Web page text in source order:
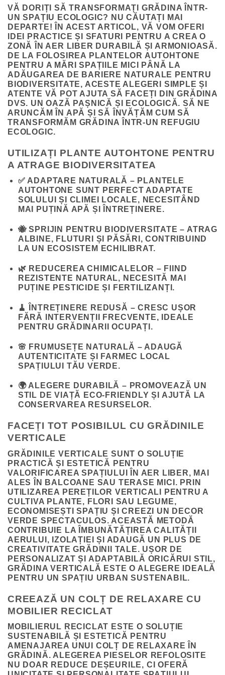
VĂ DORIȚI SĂ TRANSFORMAȚI GRĂDINA ÎNTR-
UN SPAȚIU ECOLOGIC? NU CĂUTAȚI MAI
DEPARTE! ÎN ACEST ARTICOL, VĂ VOM OFERI
IDEI PRACTICE ȘI SFATURI PENTRU A CREA O
ZONĂ ÎN AER LIBER DURABILĂ ȘI ARMONIOASĂ.
DE LA FOLOSIREA PLANTELOR AUTOHTONE
PENTRU A MĂRI SPAȚIILE MICI PÂNĂ LA
ADĂUGAREA DE BARIERE NATURALE PENTRU
BIODIVERSITATE, ACESTE ALEGERI SIMPLE ȘI
ATENTE VĂ POT AJUTA SĂ FACEȚI DIN GRĂDINA
DVS. UN OAZĂ PAȘNICĂ ȘI ECOLOGICĂ. SĂ NE
ARUNCĂM ÎN APĂ ȘI SĂ ÎNVĂȚĂM CUM SĂ
TRANSFORMĂM GRĂDINA ÎNTR-UN REFUGIU
ECOLOGIC.
UTILIZAȚI PLANTE AUTOHTONE PENTRU
A ATRAGE BIODIVERSITATEA
✅ ADAPTARE NATURALĂ – PLANTELE
AUTOHTONE SUNT PERFECT ADAPTATE
SOLULUI ȘI CLIMEI LOCALE, NECESITÂND
MAI PUȚINĂ APĂ ȘI ÎNTREȚINERE.
🐝SPRIJIN PENTRU BIODIVERSITATE – ATRAG
ALBINE, FLUTURI ȘI PĂSĂRI, CONTRIBUIND
LA UN ECOSISTEM ECHILIBRAT.
🌿 REDUCEREA CHIMICALELOR – FIIND
REZISTENTE NATURAL, NECESITĂ MAI
PUȚINE PESTICIDE ȘI FERTILIZANȚI.
🧹 ÎNTREȚINERE REDUSĂ – CRESC UȘOR
FĂRĂ INTERVENȚII FRECVENTE, IDEALE
PENTRU GRĂDINARII OCUPAȚI.
🌸 FRUMUSEȚE NATURALĂ – ADAUGĂ
AUTENTICITATE ȘI FARMEC LOCAL
SPAȚIULUI TĂU VERDE.
🌍 ALEGERE DURABILĂ – PROMOVEAZĂ UN
STIL DE VIAȚĂ ECO-FRIENDLY ȘI AJUTĂ LA
CONSERVAREA RESURSELOR.
FACEȚI TOT POSIBILUL CU GRĂDINILE
VERTICALE
GRĂDINILE VERTICALE SUNT O SOLUȚIE
PRACTICĂ ȘI ESTETICĂ PENTRU
VALORIFICAREA SPAȚIULUI ÎN AER LIBER, MAI
ALES ÎN BALCOANE SAU TERASE MICI. PRIN
UTILIZAREA PEREȚILOR VERTICALI PENTRU A
CULTIVA PLANTE, FLORI SAU LEGUME,
ECONOMISEȘTI SPAȚIU ȘI CREEZI UN DECOR
VERDE SPECTACULOS. ACEASTĂ METODĂ
CONTRIBUIE LA ÎMBUNĂTĂȚIREA CALITĂȚII
AERULUI, IZOLAȚIEI ȘI ADAUGĂ UN PLUS DE
CREATIVITATE GRĂDINII TALE. UȘOR DE
PERSONALIZAT ȘI ADAPTABILĂ ORICĂRUI STIL,
GRĂDINA VERTICALĂ ESTE O ALEGERE IDEALĂ
PENTRU UN SPAȚIU URBAN SUSTENABIL.
CREEAZĂ UN COLȚ DE RELAXARE CU
MOBILIER RECICLAT
MOBILIERUL RECICLAT ESTE O SOLUȚIE
SUSTENABILĂ ȘI ESTETICĂ PENTRU
AMENAJAREA UNUI COLȚ DE RELAXARE ÎN
GRĂDINĂ. ALEGEREA PIESELOR REFOLOSITE
NU DOAR REDUCE DEȘEURILE, CI OFERĂ